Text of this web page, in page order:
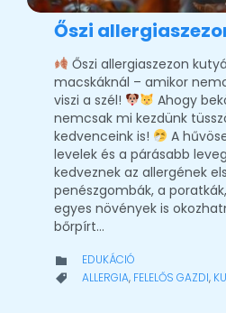
Őszi
Őszi allergiaszezon
macskáknál – amikor
viszi a szél!
Ahogy
nemcsak mi kezdünk
kedvenceink is!
A
levelek és a párásabb
kedveznek az allergének
penészgombák, a
egyes növények is
bőrpírt…
 CATEGORY
EDUKÁCIÓ
 CATEGORY
ALLERGIA, FELELŐS GAZDI,